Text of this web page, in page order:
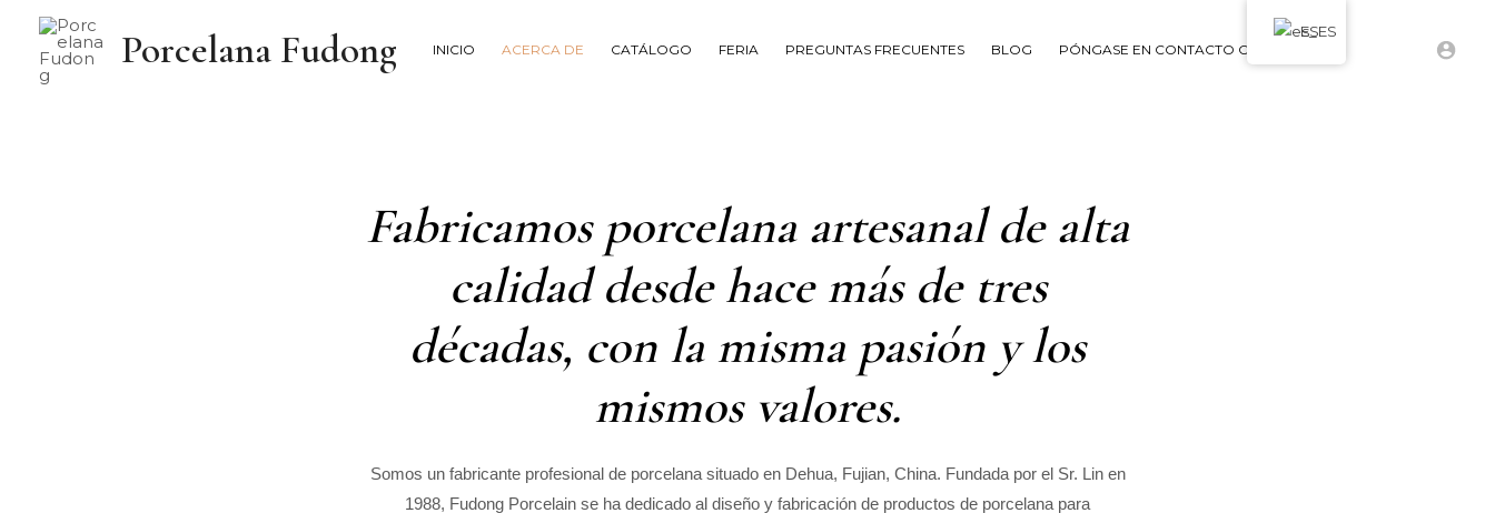
Porcelana Fudong INICIO ACERCA DE CATÁLOGO FERIA PREGUNTAS FRECUENTES BLOG PÓNGASE EN CONTACTO CON
Fabricamos porcelana artesanal de alta
calidad desde hace más de tres
décadas, con la misma pasión y los
mismos valores.
Somos un fabricante profesional de porcelana situado en Dehua, Fujian, China. Fundada por el Sr. Lin en
1988, Fudong Porcelain se ha dedicado al diseño y fabricación de productos de porcelana para
ES